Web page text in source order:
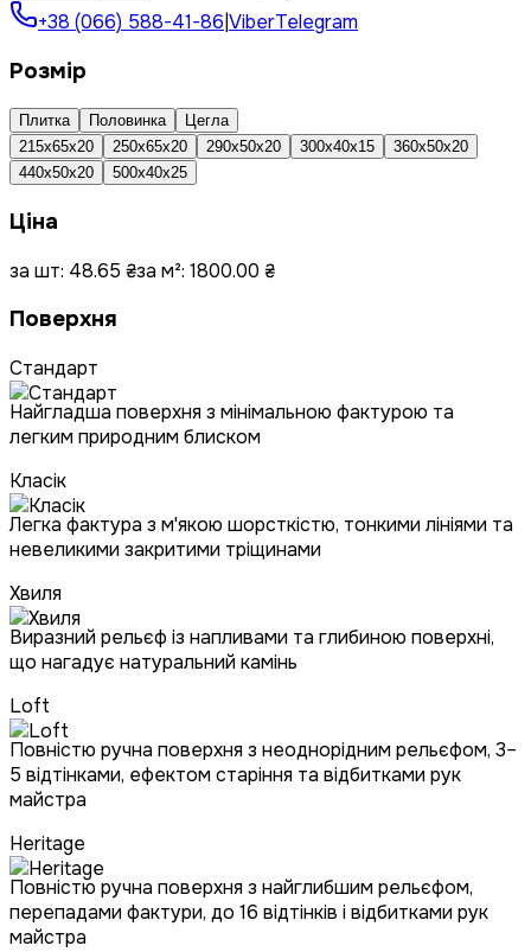
+38 (066) 588-41-86 ViberTelegram
Розмір
Плитка Половинка
Цегла
215x65x20
250x65x20 290x50x20 300x40x15
360x50x20
440x50x20
500x40x25
Ціна
за шт: 48.65 ₴за м²: 1800.00 ₴
Поверхня
Стандарт
Найгладша поверхня з мінімальною фактурою та
легким природним блиском
Класік
Легка фактура з м'якою шорсткістю, тонкими лініями та
невеликими закритими тріщинами
Хвиля
Виразний рельєф із напливами та глибиною поверхні,
що нагадує натуральний камінь
Loft
Повністю ручна поверхня з неоднорідним рельєфом, 3–
5 відтінками, ефектом старіння та відбитками рук
майстра
Heritage
Повністю ручна поверхня з найглибшим рельєфом,
перепадами фактури, до 16 відтінків і відбитками рук
майстра